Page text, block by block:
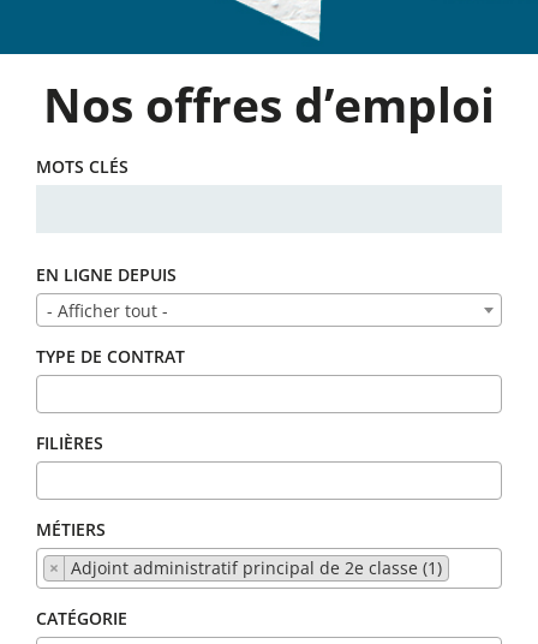
Nos offres d’emploi
MOTS CLÉS
EN LIGNE DEPUIS
- Afficher tout -
TYPE DE CONTRAT
FILIÈRES
MÉTIERS
× Adjoint administratif principal de 2e classe (1)
CATÉGORIE